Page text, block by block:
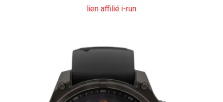
lien affilié i-run